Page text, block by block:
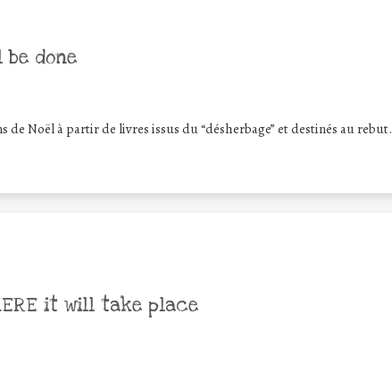
be done
de Noël à partir de livres issus du “désherbage” et destinés au rebut.
it will take place